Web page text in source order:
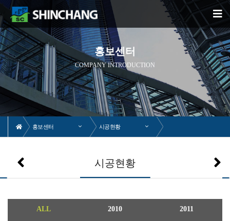
홍보센터
COMPANY INTRODUCTION
홍보센터 시공현황
시공현황
ALL 2010 2011